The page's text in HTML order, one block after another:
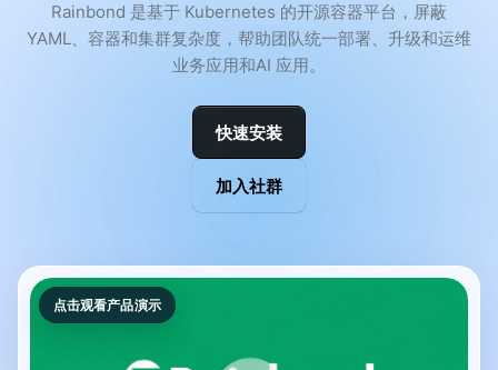
Rainbond 是基于 Kubernetes 的开源容器平台，屏蔽
YAML、容器和集群复杂度，帮助团队统一部署、升级和运维
业务应用和AI 应用。
快速安装
加入社群
点击观看产品演示